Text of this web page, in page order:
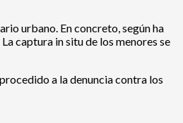
urbano. En concreto, según ha
captura in situ de los menores se
a la denuncia contra los